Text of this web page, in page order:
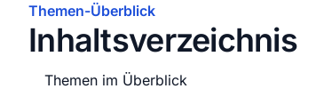
Themen-Überblick
Inhaltsverzeichnis
Themen im Überblick